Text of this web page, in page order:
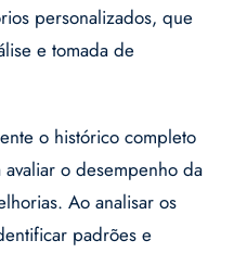
personalizados, que
e tomada de
o histórico completo
o desempenho da
Ao analisar os
padrões e